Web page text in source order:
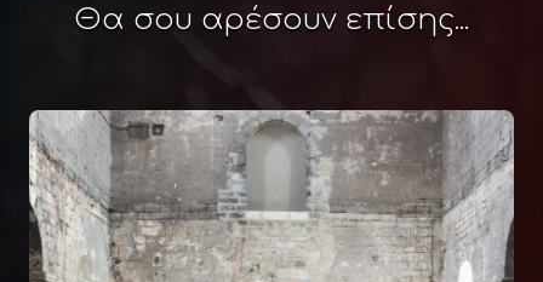
Θα σου αρέσουν επίσης...